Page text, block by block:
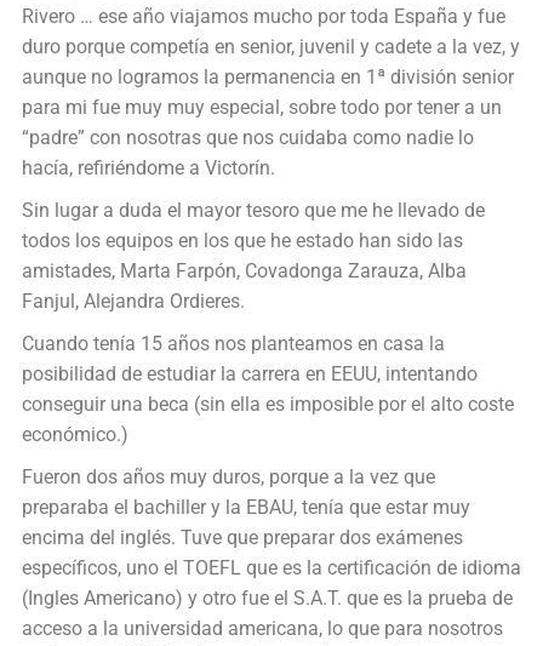
Rivero … ese año viajamos mucho por toda España y fue
duro porque competía en senior, juvenil y cadete a la vez, y
aunque no logramos la permanencia en 1ª división senior
para mi fue muy muy especial, sobre todo por tener a un
“padre” con nosotras que nos cuidaba como nadie lo
hacía, refiriéndome a Victorín.
Sin lugar a duda el mayor tesoro que me he llevado de
todos los equipos en los que he estado han sido las
amistades, Marta Farpón, Covadonga Zarauza, Alba
Fanjul, Alejandra Ordieres.
Cuando tenía 15 años nos planteamos en casa la
posibilidad de estudiar la carrera en EEUU, intentando
conseguir una beca (sin ella es imposible por el alto coste
económico.)
Fueron dos años muy duros, porque a la vez que
preparaba el bachiller y la EBAU, tenía que estar muy
encima del inglés. Tuve que preparar dos exámenes
específicos, uno el TOEFL que es la certificación de idioma
(Ingles Americano) y otro fue el S.A.T. que es la prueba de
acceso a la universidad americana, lo que para nosotros